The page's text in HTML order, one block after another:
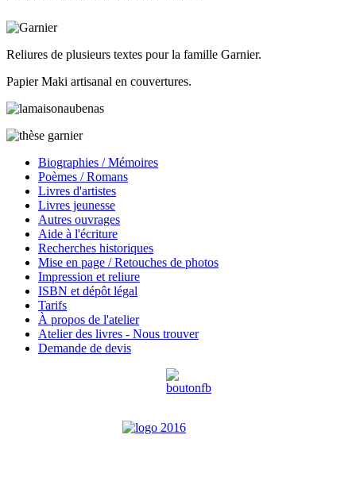
Reliures de plusieurs textes pour la famille Garnier.
Papier Maki artisanal en couvertures.
Biographies / Mémoires
Poèmes / Romans
Livres d'artistes
Livres jeunesse
Autres ouvrages
Aide à l'écriture
Recherches historiques
Mise en page / Retouches de photos
Impression et reliure
ISBN et dépôt légal
Tarifs
À propos de l'atelier
Atelier des livres - Nous trouver
Demande de devis